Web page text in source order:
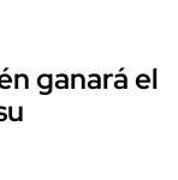
ganará el